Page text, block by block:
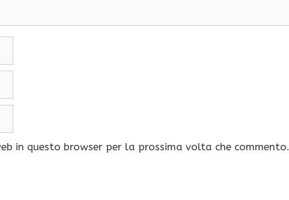
in questo browser per la prossima volta che commento.